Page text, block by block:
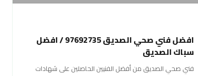
افضل فني صحي الصديق 97692735 / افضل
سباك الصديق
فني صحي الصديق من أفضل الفنيين الحاصلين على شهادات